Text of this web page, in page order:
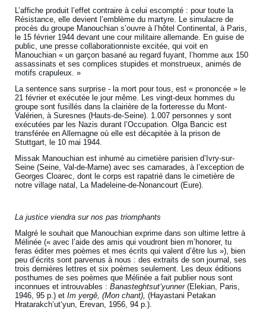
L’affiche produit l’effet contraire à celui escompté : pour toute la
Résistance, elle devient l’emblème du martyre. Le simulacre de
procès du groupe Manouchian s’ouvre à l’hôtel Continental, à Paris,
le 15 février 1944 devant une cour militaire allemande. En guise de
public, une presse collaborationniste excitée, qui voit en
Manouchian « un garçon basané au regard fuyant, l’homme aux 150
assassinats et ses complices stupides et monstrueux, animés de
motifs crapuleux. »
La sentence sans surprise - la mort pour tous, est « prononcée » le
21 février et exécutée le jour même. Les vingt-deux hommes du
groupe sont fusillés dans la clairière de la forteresse du Mont-
Valérien, à Suresnes (Hauts-de-Seine). 1.007 personnes y sont
exécutées par les Nazis durant l’Occupation. Olga Bancic est
transférée en Allemagne où elle est décapitée à la prison de
Stuttgart, le 10 mai 1944.
Missak Manouchian est inhumé au cimetière parisien d’Ivry-sur-
Seine (Seine, Val-de-Marne) avec ses camarades, à l’exception de
Georges Cloarec, dont le corps est rapatrié dans le cimetière de
notre village natal, La Madeleine-de-Nonancourt (Eure).
La justice viendra sur nos pas triomphants
Malgré le souhait que Manouchian exprime dans son ultime lettre à
Mélinée (« avec l’aide des amis qui voudront bien m’honorer, tu
feras éditer mes poèmes et mes écrits qui valent d’être lus »), bien
peu d’écrits sont parvenus à nous : des extraits de son journal, ses
trois dernières lettres et six poèmes seulement. Les deux éditions
posthumes de ses poèmes que Mélinée a fait publier nous sont
inconnues et introuvables :Banasteghtsutʻyunner(Elekian, Paris,
1946, 95 p.) etIm yergě, (Mon chant), (Hayastani Petakan
Hratarakchʻutʻyun, Erevan, 1956, 94 p.).